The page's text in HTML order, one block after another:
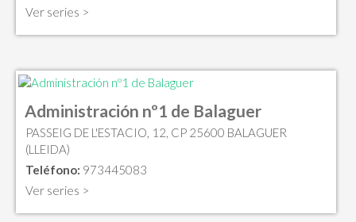
Ver series >
Administración nº1 de Balaguer
PASSEIG DE L'ESTACIO, 12, CP 25600 BALAGUER
(LLEIDA)
Teléfono: 973445083
Ver series >